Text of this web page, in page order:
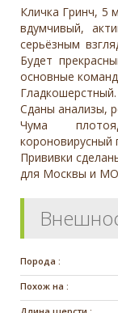
Кличка Гринч, 5
вдумчивый,
серьёзным
Будет
основные
Сданы анализы,
Чума
короновирусный
Прививки
для Москвы и МО
Порода :
Похож на :